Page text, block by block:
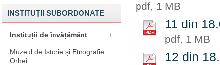
INSTITUȚII SUBORDONATE
Instituții de învățământ +
Muzeul de Istorie şi Etnografie
Orhei
pdf, 1 MB
11 din
pdf, 1 MB
12 din